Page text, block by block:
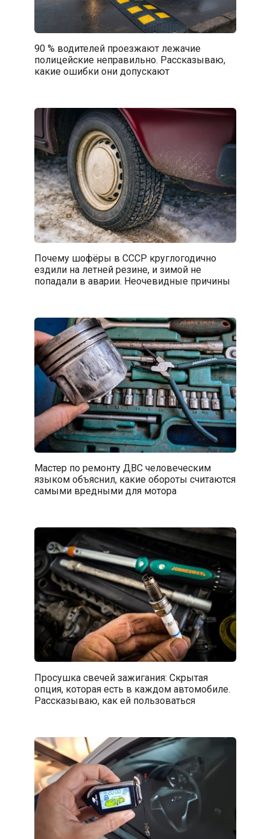
90 % водителей проезжают лежачие
полицейские неправильно. Рассказываю,
какие ошибки они допускают
Почему шофёры в СССР круглогодично
ездили на летней резине, и зимой не
попадали в аварии. Неочевидные причины
Мастер по ремонту ДВС человеческим
языком объяснил, какие обороты считаются
самыми вредными для мотора
Просушка свечей зажигания: Скрытая
опция, которая есть в каждом автомобиле.
Рассказываю, как ей пользоваться